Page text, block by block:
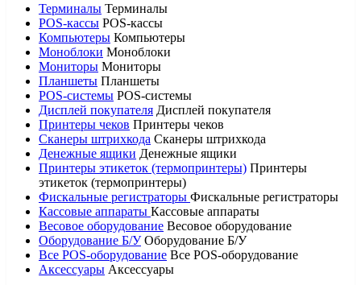
Терминалы Терминалы
POS-кассы POS-кассы
Компьютеры Компьютеры
Моноблоки Моноблоки
Мониторы Мониторы
Планшеты Планшеты
POS-системы POS-системы
Дисплей покупателя Дисплей покупателя
Принтеры чеков Принтеры чеков
Сканеры штрихкода Сканеры штрихкода
Денежные ящики Денежные ящики
Принтеры этикеток (термопринтеры) Принтеры
этикеток (термопринтеры)
Фискальные регистраторы Фискальные регистраторы
Кассовые аппараты Кассовые аппараты
Весовое оборудование Весовое оборудование
Оборудование Б/У Оборудование Б/У
Все POS-оборудование Все POS-оборудование
Аксессуары Аксессуары